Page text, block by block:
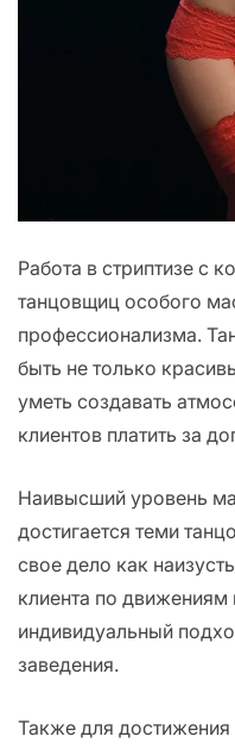
Работа в стриптизе с
танцовщиц особого
профессионализма.
быть не только
уметь создавать
клиентов платить за
Наивысший уровень
достигается теми
свое дело как
клиента по движениям
индивидуальный
заведения.
Также для